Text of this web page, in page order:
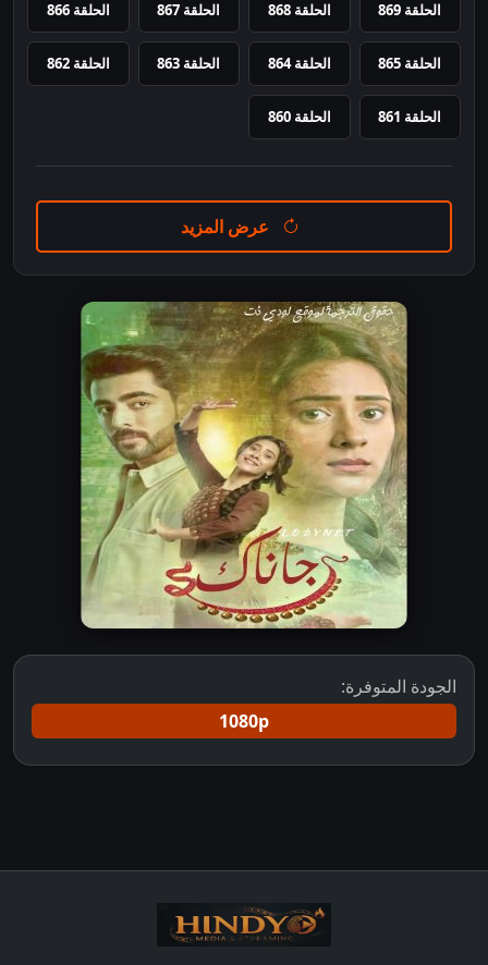
الحلقة 869 الحلقة 868 الحلقة 867 الحلقة 866
الحلقة 865 الحلقة 864 الحلقة 863 الحلقة 862
الحلقة 861 الحلقة 860
عرض المزيد
الجودة المتوفرة:
1080p